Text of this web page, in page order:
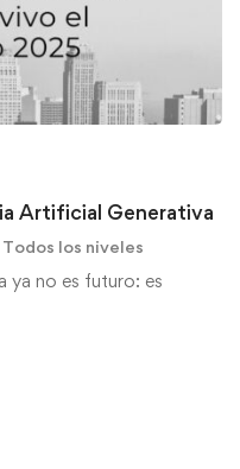
Artificial Generativa
Todos los niveles
ya no es futuro: es